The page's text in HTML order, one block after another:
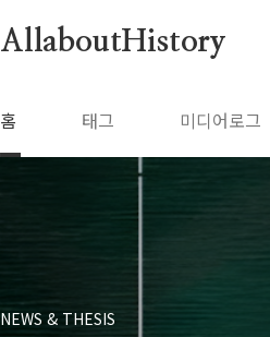
AllaboutHistory
홈 태그 미디어로그
NEWS & THESIS